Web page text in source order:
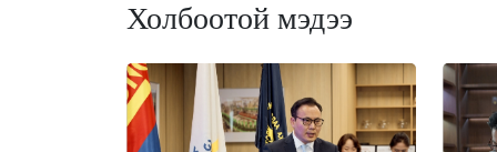
Холбоотой мэдээ